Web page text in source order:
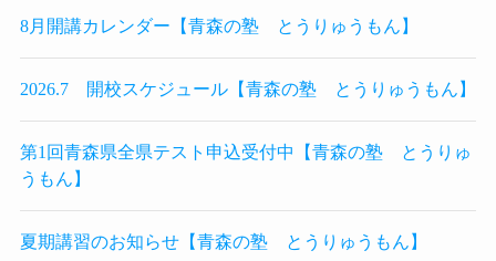
8月開講カレンダー【青森の塾 とうりゅうもん】
2026.7 開校スケジュール【青森の塾 とうりゅうもん】
第1回青森県全県テスト申込受付中【青森の塾 とうりゅ
うもん】
夏期講習のお知らせ【青森の塾 とうりゅうもん】